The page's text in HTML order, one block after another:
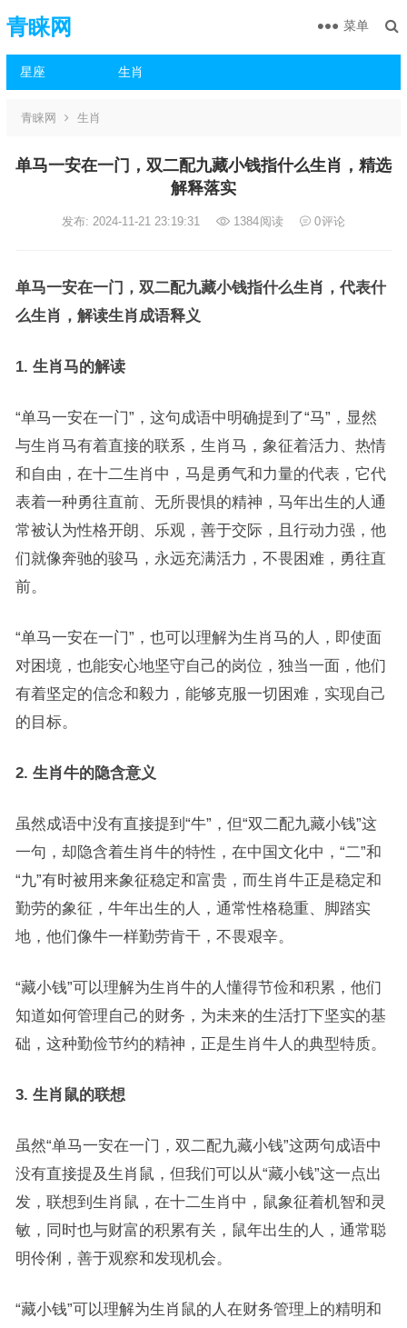
青睐网
星座 生肖
菜单
青睐网 生肖
单马一安在一门，双二配九藏小钱指什么生肖，精选
解释落实
发布: 2024-11-21 23:19:31 1384阅读 0评论
单马一安在一门，双二配九藏小钱指什么生肖，代表什
么生肖，解读生肖成语释义
1. 生肖马的解读
“单马一安在一门”，这句成语中明确提到了“马”，显然
与生肖马有着直接的联系，生肖马，象征着活力、热情
和自由，在十二生肖中，马是勇气和力量的代表，它代
表着一种勇往直前、无所畏惧的精神，马年出生的人通
常被认为性格开朗、乐观，善于交际，且行动力强，他
们就像奔驰的骏马，永远充满活力，不畏困难，勇往直
前。
“单马一安在一门”，也可以理解为生肖马的人，即使面
对困境，也能安心地坚守自己的岗位，独当一面，他们
有着坚定的信念和毅力，能够克服一切困难，实现自己
的目标。
2. 生肖牛的隐含意义
虽然成语中没有直接提到“牛”，但“双二配九藏小钱”这
一句，却隐含着生肖牛的特性，在中国文化中，“二”和
“九”有时被用来象征稳定和富贵，而生肖牛正是稳定和
勤劳的象征，牛年出生的人，通常性格稳重、脚踏实
地，他们像牛一样勤劳肯干，不畏艰辛。
“藏小钱”可以理解为生肖牛的人懂得节俭和积累，他们
知道如何管理自己的财务，为未来的生活打下坚实的基
础，这种勤俭节约的精神，正是生肖牛人的典型特质。
3. 生肖鼠的联想
虽然“单马一安在一门，双二配九藏小钱”这两句成语中
没有直接提及生肖鼠，但我们可以从“藏小钱”这一点出
发，联想到生肖鼠，在十二生肖中，鼠象征着机智和灵
敏，同时也与财富的积累有关，鼠年出生的人，通常聪
明伶俐，善于观察和发现机会。
“藏小钱”可以理解为生肖鼠的人在财务管理上的精明和